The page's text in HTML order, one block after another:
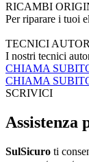
RICAMBI
Per riparare i tuoi
TECNICI
I nostri tecnici
CHIAMA
CHIAMA
SCRIVICI
SulSicuro ti